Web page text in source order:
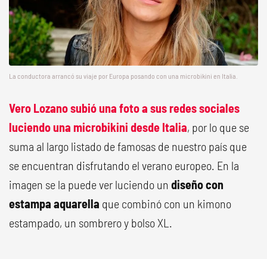
La conductora arrancó su viaje por Europa posando con una microbikini en Italia.
Vero Lozano subió una foto a sus redes sociales
luciendo una microbikini desde Italia, por lo que se
suma al largo listado de famosas de nuestro país que
se encuentran disfrutando el verano europeo. En la
imagen se la puede ver luciendo un diseño con
estampa aquarella que combinó con un kimono
estampado, un sombrero y bolso XL.